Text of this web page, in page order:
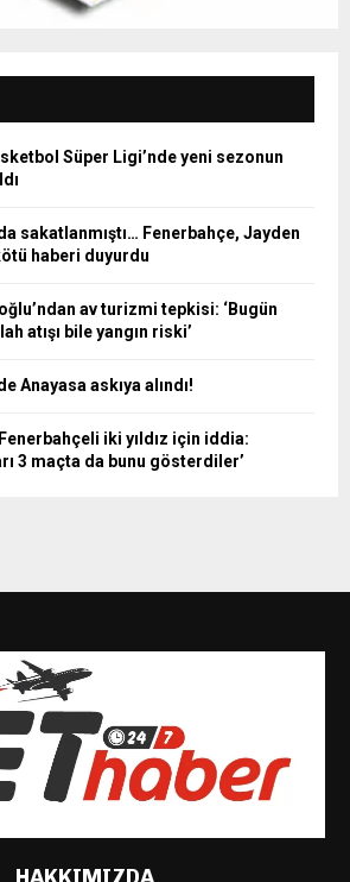
Süper Ligi’nde yeni sezonun
sakatlanmıştı… Fenerbahçe, Jayden
haberi duyurdu
av turizmi tepkisi: ‘Bugün
atışı bile yangın riski’
Anayasa askıya alındı!
iki yıldız için iddia:
3 maçta da bunu gösterdiler’